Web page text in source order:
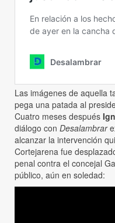
Las imágenes de aquella
pega una patada al
Cuatro meses después
diálogo con Desalambrar
alcanzar la intervención
Cortejarena fue
penal contra el concejal
público, aún en soledad: